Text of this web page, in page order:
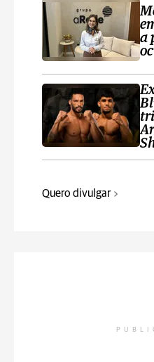
a
Quero divulgar